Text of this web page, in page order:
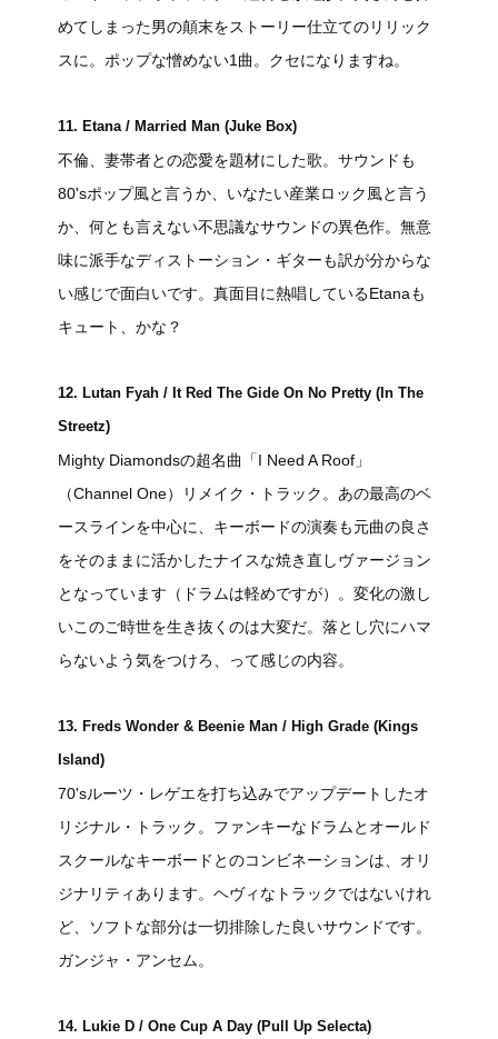
めてしまった男の顛末をストーリー仕立てのリリック
スに。ポップな憎めない1曲。クセになりますね。
11. Etana / Married Man (Juke Box)
不倫、妻帯者との恋愛を題材にした歌。サウンドも
80'sポップ風と言うか、いなたい産業ロック風と言う
か、何とも言えない不思議なサウンドの異色作。無意
味に派手なディストーション・ギターも訳が分からな
い感じで面白いです。真面目に熱唱しているEtanaも
キュート、かな？
12. Lutan Fyah / It Red The Gide On No Pretty (In The
Streetz)
Mighty Diamondsの超名曲「I Need A Roof」
（Channel One）リメイク・トラック。あの最高のベ
ースラインを中心に、キーボードの演奏も元曲の良さ
をそのままに活かしたナイスな焼き直しヴァージョン
となっています（ドラムは軽めですが）。変化の激し
いこのご時世を生き抜くのは大変だ。落とし穴にハマ
らないよう気をつけろ、って感じの内容。
13. Freds Wonder & Beenie Man / High Grade (Kings
Island)
70'sルーツ・レゲエを打ち込みでアップデートしたオ
リジナル・トラック。ファンキーなドラムとオールド
スクールなキーボードとのコンビネーションは、オリ
ジナリティあります。ヘヴィなトラックではないけれ
ど、ソフトな部分は一切排除した良いサウンドです。
ガンジャ・アンセム。
14. Lukie D / One Cup A Day (Pull Up Selecta)